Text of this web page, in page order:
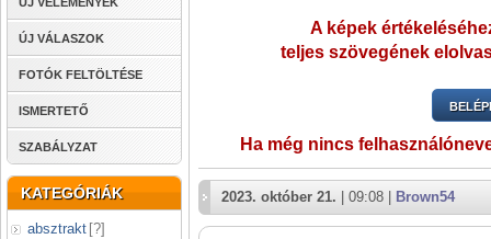
ÚJ VÁLASZOK
FOTÓK FELTÖLTÉSE
ISMERTETŐ
SZABÁLYZAT
KATEGÓRIÁK
absztrakt [?]
A képek
teljes szövegének
Ha még nincs
2023. október 21. | 09:08 | Brown54